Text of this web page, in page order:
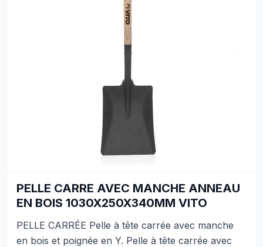
PELLE CARRE AVEC MANCHE ANNEAU
EN BOIS 1030X250X340MM VITO
PELLE CARRÉE Pelle à tête carrée avec manche
en bois et poignée en Y. Pelle à tête carrée avec